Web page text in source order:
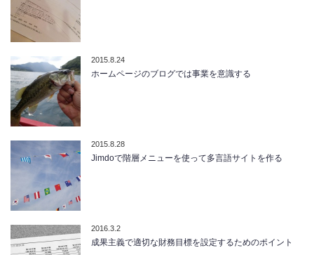
2015.8.24
ホームページのブログでは事業を意識する
2015.8.28
Jimdoで階層メニューを使って多言語サイトを作る
2016.3.2
成果主義で適切な財務目標を設定するためのポイント